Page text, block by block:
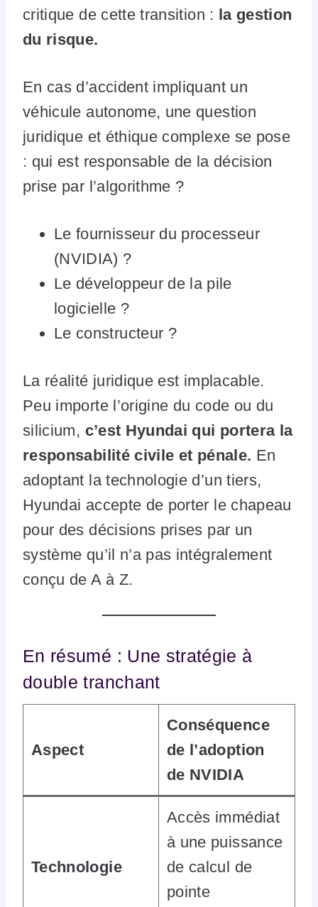
critique de cette transition : la gestion
du risque.
En cas d’accident impliquant un
véhicule autonome, une question
juridique et éthique complexe se pose
: qui est responsable de la décision
prise par l’algorithme ?
Le fournisseur du processeur
(NVIDIA) ?
Le développeur de la pile
logicielle ?
Le constructeur ?
La réalité juridique est implacable.
Peu importe l’origine du code ou du
silicium, c’est Hyundai qui portera la
responsabilité civile et pénale. En
adoptant la technologie d’un tiers,
Hyundai accepte de porter le chapeau
pour des décisions prises par un
système qu’il n’a pas intégralement
conçu de A à Z.
En résumé : Une stratégie à
double tranchant
Aspect
Conséquence
de l’adoption
de NVIDIA
Technologie
Accès immédiat
à une puissance
de calcul de
pointe